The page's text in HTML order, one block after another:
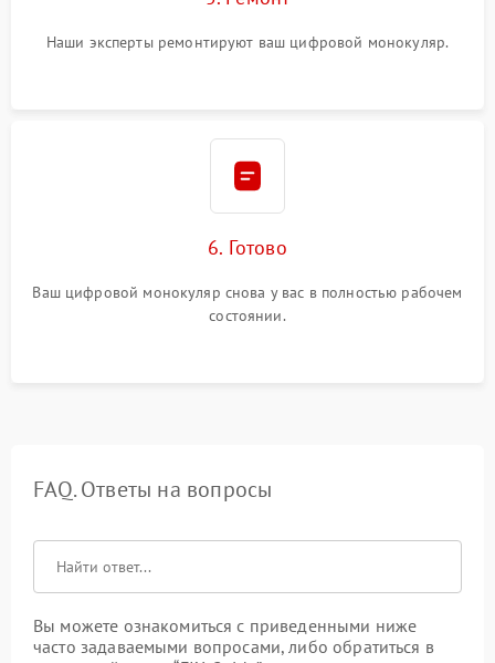
Наши эксперты ремонтируют ваш цифровой монокуляр.
6. Готово
Ваш цифровой монокуляр снова у вас в полностью рабочем
состоянии.
FAQ. Ответы на вопросы
Вы можете ознакомиться с приведенными ниже
часто задаваемыми вопросами, либо обратиться в